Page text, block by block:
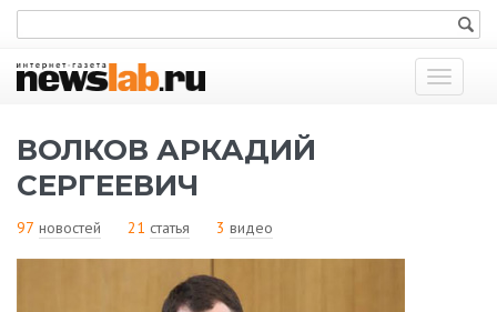
Показать
меню
ВОЛКОВ АРКАДИЙ
СЕРГЕЕВИЧ
97 новостей 21 статья 3 видео